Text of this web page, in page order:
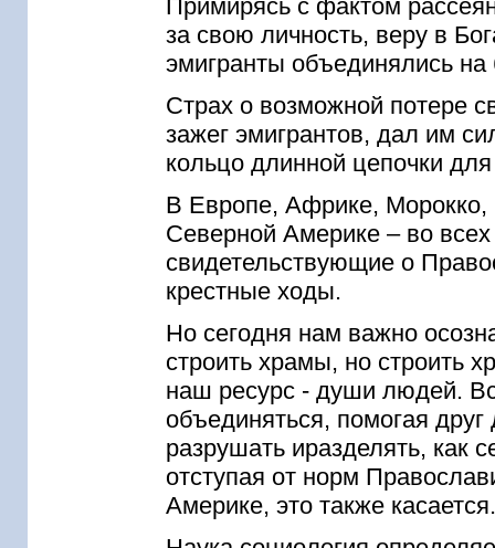
Примирясь с фактом
за свою личность, веру в
эмигранты объединялись
Страх о возможной потере
зажег эмигрантов, дал им
кольцо длинной цепочки
В Европе, Африке,
Северной Америке – во
свидетельствующие о
крестные ходы.
Но сегодня нам важно
строить храмы, но строить
наш ресурс - души людей.
объединяться, помогая друг
разрушать иразделять, как
отступая от норм
Америке, это также касается.